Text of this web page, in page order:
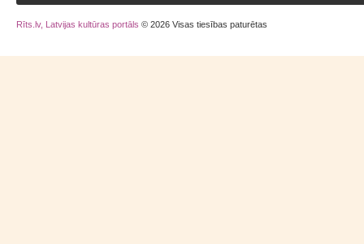
Rīts.lv, Latvijas kultūras portāls © 2026 Visas tiesības paturētas